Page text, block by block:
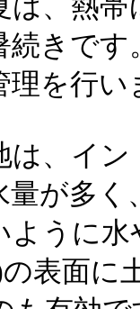
は、熱
続きで
理を行い
、イン
が多
ように
表面に